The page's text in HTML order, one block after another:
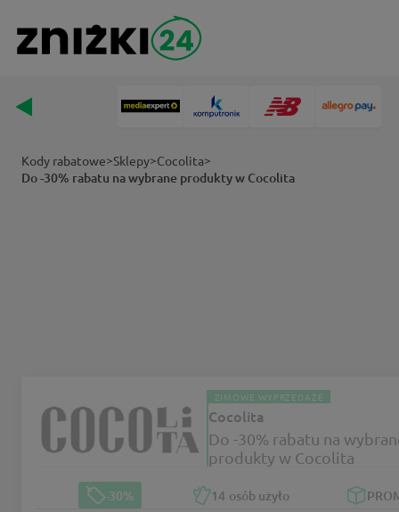
Kody rabatowe>Sklepy>Cocolita>
Do -30% rabatu na wybrane produkty w Cocolita
ZIMOWE WYPRZEDAŻE
Cocolita
Do -30% rabatu na
produkty w Cocolita
-30% 14 osób użyło